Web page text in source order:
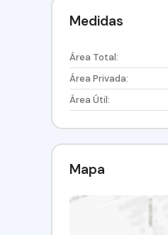
Medidas
Área Total:
Área Privada:
Área Útil:
Mapa